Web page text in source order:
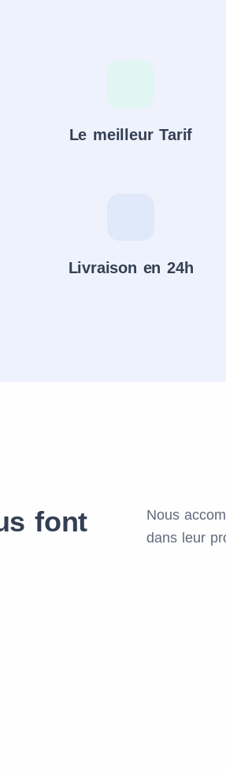
Le meilleur Tarif
Livraison en 24h
font
Nous
dans leur